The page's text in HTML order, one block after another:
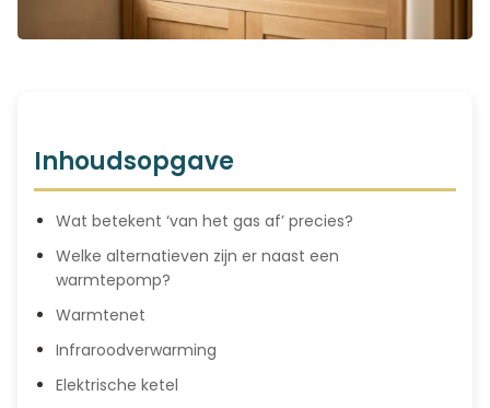
Inhoudsopgave
Wat betekent ‘van het gas af’ precies?
Welke alternatieven zijn er naast een
warmtepomp?
Warmtenet
Infraroodverwarming
Elektrische ketel